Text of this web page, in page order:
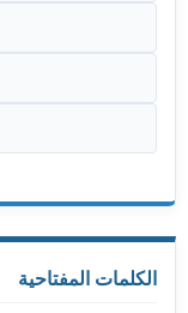
الكلمات المفتاحية